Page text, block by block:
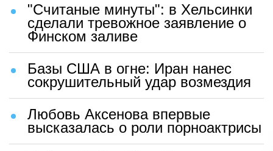
"Считаные минуты": в Хельсинки
сделали тревожное заявление о
Финском заливе
Базы США в огне: Иран нанес
сокрушительный удар возмездия
Любовь Аксенова впервые
высказалась о роли порноактрисы